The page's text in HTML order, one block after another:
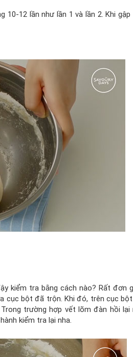
10-12 lần như lần 1 và lần 2. Khi
kiểm tra bằng cách nào? Rất đơn
cục bột đã trộn. Khi đó, trên cục
trường hợp vết lõm đàn hồi
kiểm tra lại nha.